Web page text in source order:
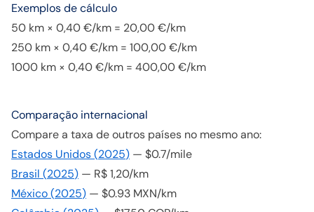
Exemplos de cálculo
50 km × 0,40 €/km = 20,00 €/km
250 km × 0,40 €/km = 100,00 €/km
1000 km × 0,40 €/km = 400,00 €/km
Comparação internacional
Compare a taxa de outros países no mesmo ano:
Estados Unidos(2025) — $0.7/mile
Brasil (2025) — R$ 1,20/km
México(2025) — $0.93 MXN/km